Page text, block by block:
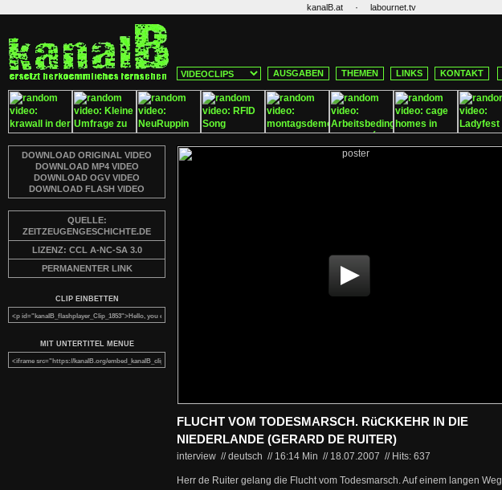
kanalB.at · labournet.tv
AUSGABEN THEMEN LINKS KONTAKT
DOWNLOAD ORIGINAL VIDEO
DOWNLOAD MP4 VIDEO
DOWNLOAD OGV VIDEO
DOWNLOAD FLASH VIDEO
QUELLE:
ZEITZEUGENGESCHICHTE.DE
LIZENZ: CCL A-NC-SA 3.0
PERMANENTER LINK
CLIP EINBETTEN
MIT UNTERTITEL MENUE
FLUCHT VOM TODESMARSCH. RüCKKEHR IN DIE
NIEDERLANDE (GERARD DE RUITER)
interview // deutsch // 16:14 Min // 18.07.2007 // Hits: 637
Herr de Ruiter gelang die Flucht vom Todesmarsch. Auf einem langen Weg